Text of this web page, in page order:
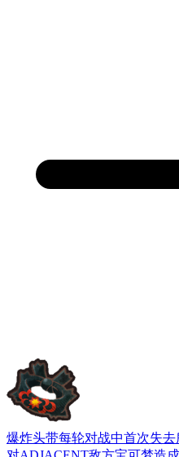
爆炸头带每轮对战中首次失